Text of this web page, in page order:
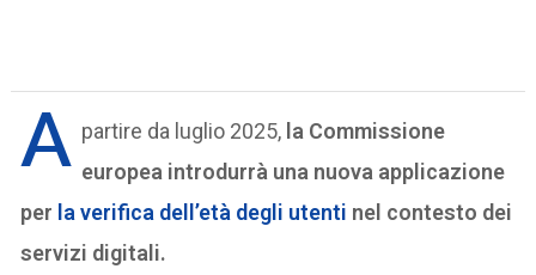
A partire da luglio 2025, la Commissione
europea introdurrà una nuova applicazione
per la verifica dell’età degli utenti nel contesto dei
servizi digitali.